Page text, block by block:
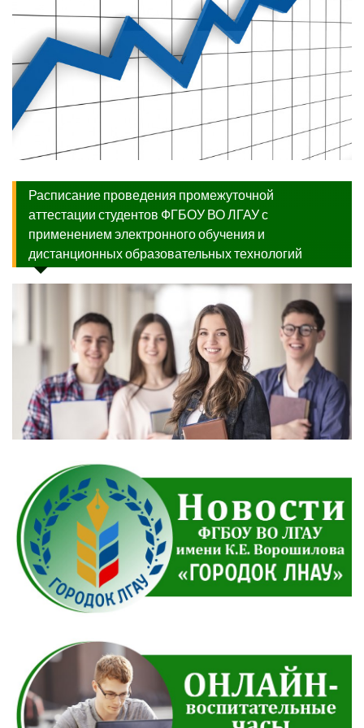
Расписание проведения промежуточной
аттестации студентов ФГБОУ ВО ЛГАУ с
применением электронного обучения и
дистанционных образовательных технологий